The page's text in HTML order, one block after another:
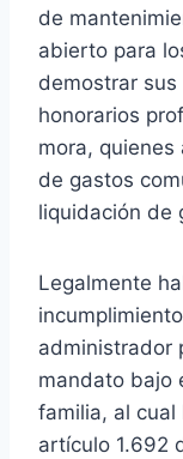
de
abierto para
demostrar
honorarios
mora, quienes
de gastos
liquidación de
Legalmente
administrador
mandato bajo
familia, al cual
artículo 1.692